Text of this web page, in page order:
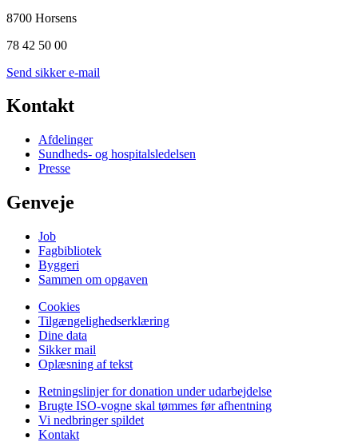
8700 Horsens
78 42 50 00
Send sikker e-mail
Kontakt
Afdelinger
Sundheds- og hospitalsledelsen
Presse
Genveje
Job
Fagbibliotek
Byggeri
Sammen om opgaven
Cookies
Tilgængelighedserklæring
Dine data
Sikker mail
Oplæsning af tekst
Retningslinjer for donation under udarbejdelse
Brugte ISO-vogne skal tømmes før afhentning
Vi nedbringer spildet
Kontakt